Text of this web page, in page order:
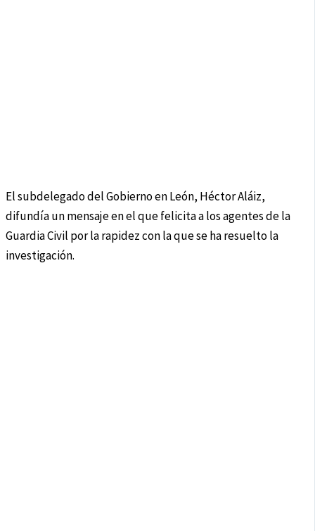
El subdelegado del Gobierno en León, Héctor Aláiz,
difundía un mensaje en el que felicita a los agentes de la
Guardia Civil por la rapidez con la que se ha resuelto la
investigación.